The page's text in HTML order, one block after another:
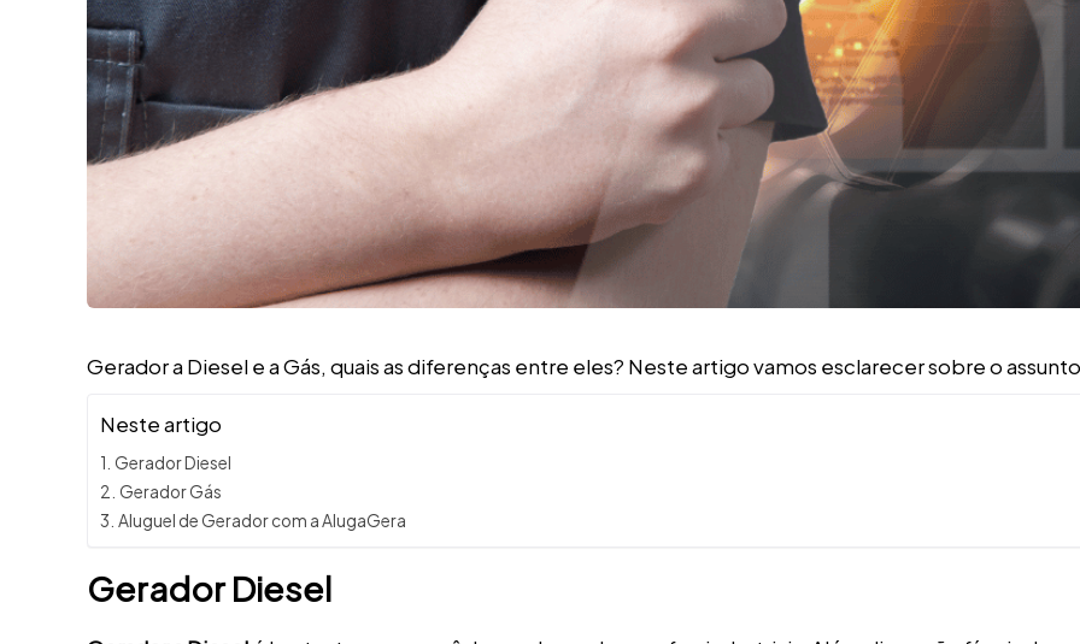
Gerador a Diesel e a Gás, quais as diferenças entre eles? Neste artigo vamos esclarecer sobre o
Neste artigo
Gerador Diesel
Gerador Gás
Aluguel de Gerador com a AlugaGera
Gerador Diesel